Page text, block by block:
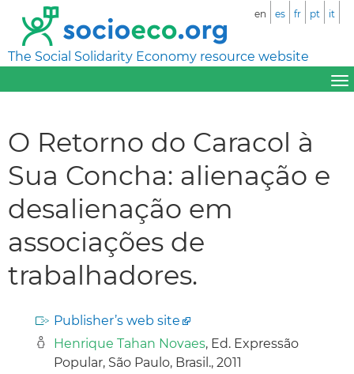
The Social Solidarity Economy resource website
en es fr pt it
O Retorno do Caracol à
Sua Concha: alienação e
desalienação em
associações de
trabalhadores.
Publisher’s web site
Henrique Tahan Novaes, Ed. Expressão
Popular, São Paulo, Brasil., 2011